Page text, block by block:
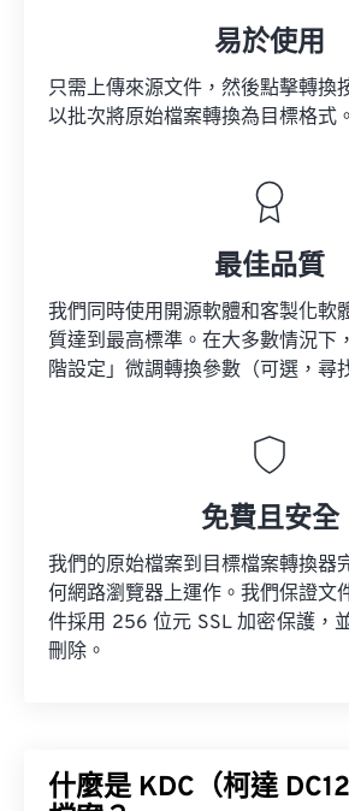
易於使用
只需上傳來源文件，然後點擊轉換
以批次將原始檔案轉換為目標格式。
最佳品質
我們同時使用開源軟體和客製化軟
質達到最高標準。在大多數情況下
階設定」微調轉換參數（可選，尋
免費且安全
我們的原始檔案到目標檔案轉換器
何網路瀏覽器上運作。我們保證文
件採用 256 位元 SSL 加密保護，
刪除。
什麼是 KDC（柯達